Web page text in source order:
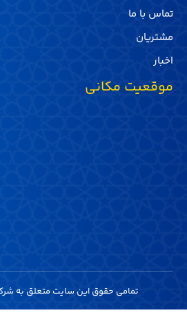
تماس با ما
مشتریان
اخبار
موقعیت مکانی
تمامی حقوق این سایت متعلق به